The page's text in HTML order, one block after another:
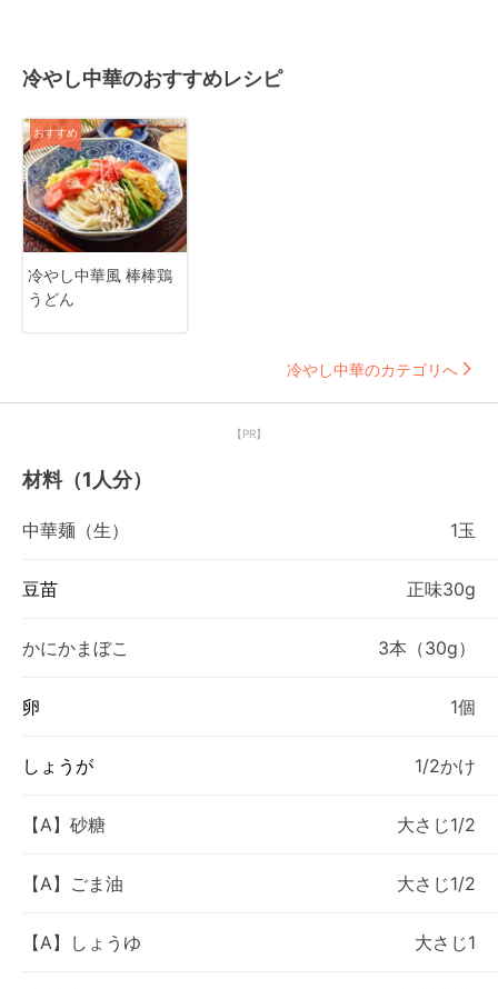
冷やし中華のおすすめレシピ
おすすめ
冷やし中華風 棒棒鶏
うどん
冷やし中華のカテゴリへ
【PR】
材料（1人分）
中華麺（生） 1玉
豆苗 正味30g
かにかまぼこ 3本（30g）
卵 1個
しょうが 1/2かけ
【A】砂糖 大さじ1/2
【A】ごま油 大さじ1/2
【A】しょうゆ 大さじ1